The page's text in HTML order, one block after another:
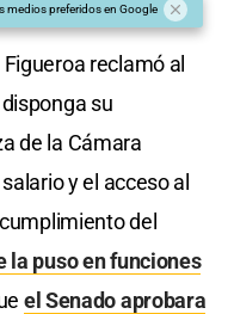
medios preferidos en Google
reclamó al
su
de la Cámara
y el acceso al
del
la puso en funciones
el Senado aprobara